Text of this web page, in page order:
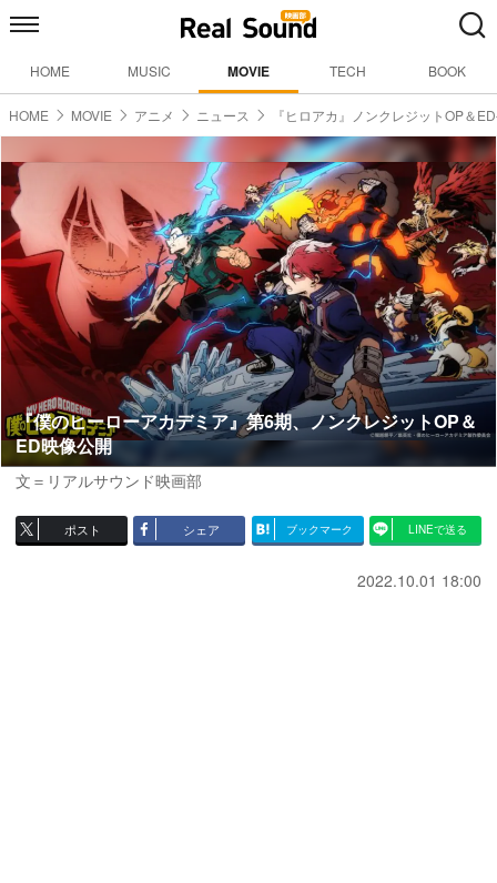
HOME MUSIC MOVIE TECH BOOK
HOME MOVIE アニメ ニュース 『ヒロアカ』ノンクレジットOP＆
『僕のヒーローアカデミア』第6期、ノンクレジットOP＆
ED映像公開
文＝リアルサウンド映画部
ポスト シェア ブックマーク LINEで送る
2022.10.01 18:00